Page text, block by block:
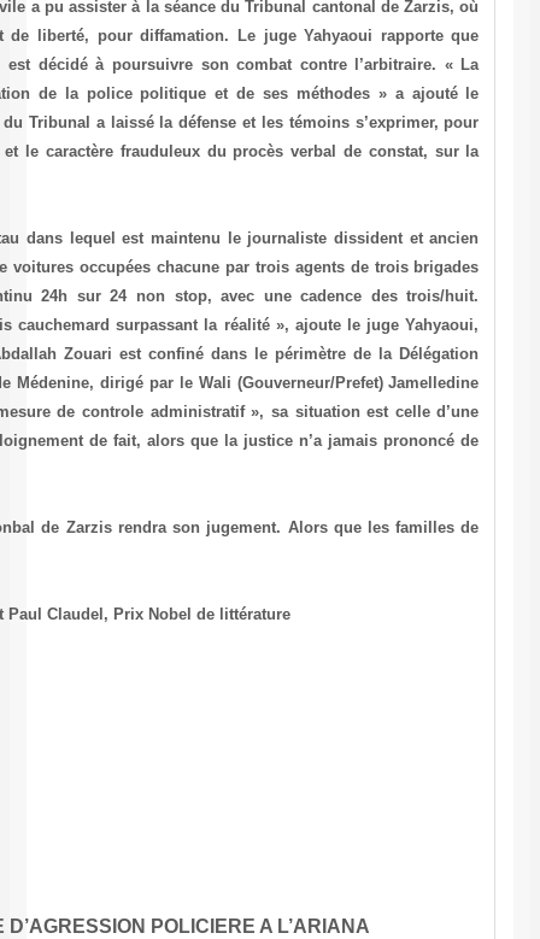
D’un autre coté, la délagation de la société civile a pu assister à la
le journaliste dissident a été déféré, en état de liberté, pour
Abdallah Zouari a un moral d’enfer et qu’il est décidé à
séance s’est vite transformée en condamnation de la police
dirigent du CIJ-T et de l’AISPP. Le Président du Tribunal a laissé la
démontrer l’aspect politique de l’accusation et le caractère
La délégation a pu se rendre compte de l’étau dans lequel est
prisonnier d’opinion, Abdallah Zouari. Quatre voitures occupées
différentes qui se relayent à son suivi continu 24h sur 24 non
« Quelque chose qui ressemble à un mauvais cauchemard
frappé par l’ampleur de cet état de siège. Abdallah Zouari est
(Sous-Préfecture) de Zarzis du gouvernorat de Médenine, dirigé par
Bouslimi. Et bien qu’il soit l’objet d’une « mesure de controle
assignation à résidence et d’une mesure d’éloignement de fait,
Ce vendredi 18 juillet 2003, le Tribunal cantonbal de Zarzis rendra
« Il ya pire que la haine, il y a l’attente » disait Paul Claudel, Prix
FADHEL BELDI , VICTIME D’AGRESSION